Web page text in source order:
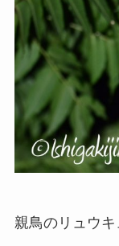
親鳥のリュウキ